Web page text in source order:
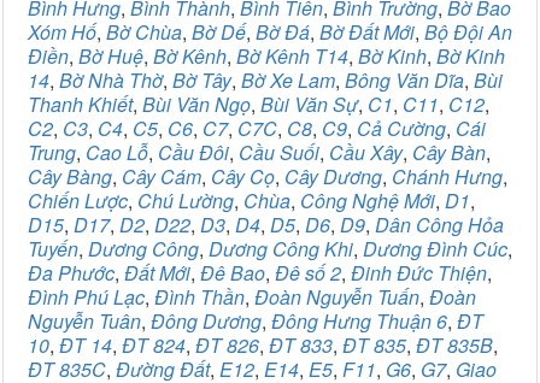
Bình Hưng, Bình Thành, Bình Tiên, Bình Trường, Bờ Bao
Xóm Hố, Bờ Chùa, Bờ Dế, Bờ Đá, Bờ Đất Mới, Bộ Đội An
Điền, Bờ Huệ, Bờ Kênh, Bờ Kênh T14, Bờ Kinh, Bờ Kinh
14, Bờ Nhà Thờ, Bờ Tây, Bờ Xe Lam, Bông Văn Dĩa, Bùi
Thanh Khiết, Bùi Văn Ngọ, Bùi Văn Sự, C1, C11, C12,
C2, C3, C4, C5, C6, C7, C7C, C8, C9, Cả Cường, Cái
Trung, Cao Lỗ, Cầu Đôi, Cầu Suối, Cầu Xây, Cây Bàn,
Cây Bàng, Cây Cám, Cây Cọ, Cây Dương, Chánh Hưng,
Chiến Lược, Chú Lường, Chùa, Công Nghệ Mới, D1,
D15, D17, D2, D22, D3, D4, D5, D6, D9, Dân Công Hỏa
Tuyến, Dương Công, Dương Công Khi, Dương Đình Cúc,
Đa Phước, Đất Mới, Đê Bao, Đê số 2, Đinh Đức Thiện,
Đình Phú Lạc, Đình Thần, Đoàn Nguyễn Tuấn, Đoàn
Nguyễn Tuân, Đông Dương, Đông Hưng Thuận 6, ĐT
10, ĐT 14, ĐT 824, ĐT 826, ĐT 833, ĐT 835, ĐT 835B,
ĐT 835C, Đường Đất, E12, E14, E5, F11, G6, G7, Giao